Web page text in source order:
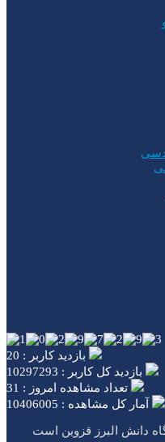
بازدید کاربر : 20
بازدید کل کاربر : 10297293
تعداد مشاهده امروز : 31
آمار کل مشاهده : 10406005
دانش البرز قزوین است